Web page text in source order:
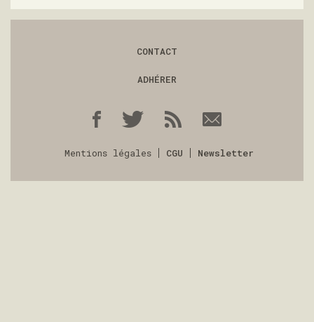
CONTACT
ADHÉRER
Mentions légales CGU Newsletter